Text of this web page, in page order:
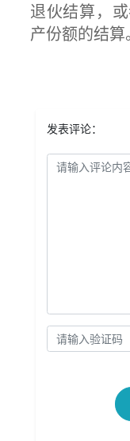
退伙结算，
产份额的结算
发表评论：